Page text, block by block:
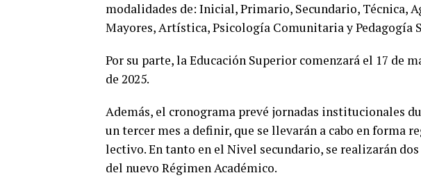
modalidades de: Inicial, Primario, Secundario, Técnica,
Mayores, Artística, Psicología Comunitaria y Pedagogía
Por su parte, la Educación Superior comenzará el 17 de
de 2025.
Además, el cronograma prevé jornadas institucionales
un tercer mes a definir, que se llevarán a cabo en forma
lectivo. En tanto en el Nivel secundario, se realizarán
del nuevo Régimen Académico.